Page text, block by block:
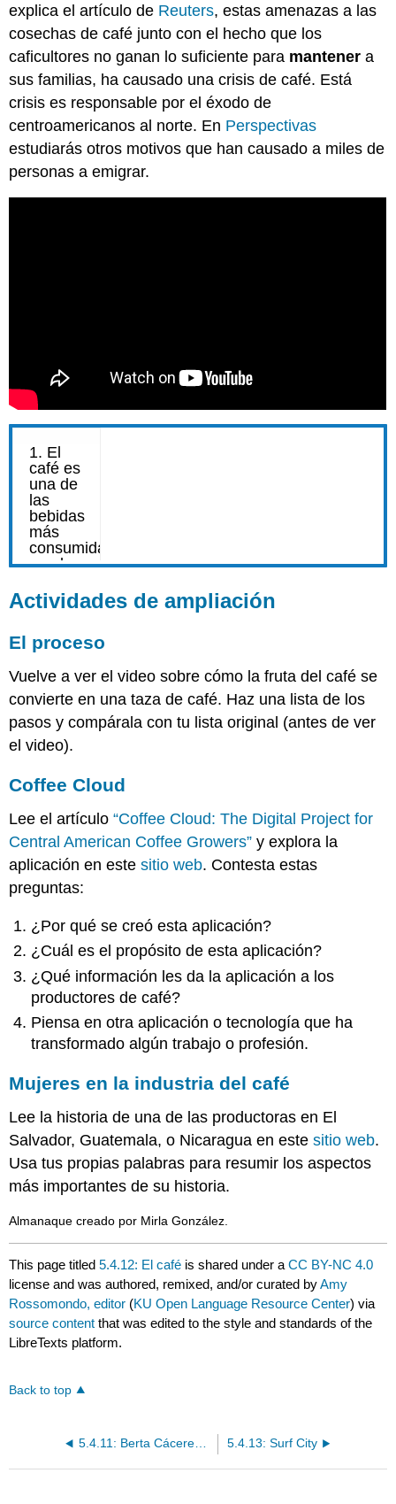
explica el artículo de Reuters, estas amenazas a las
cosechas de café junto con el hecho que los
caficultores no ganan lo suficiente para mantener a
sus familias, ha causado una crisis de café. Está
crisis es responsable por el éxodo de
centroamericanos al norte. En Perspectivas
estudiarás otros motivos que han causado a miles de
personas a emigrar.
Actividades de ampliación
El proceso
Vuelve a ver el video sobre cómo la fruta del café se
convierte en una taza de café. Haz una lista de los
pasos y compárala con tu lista original (antes de ver
el video).
Coffee Cloud
Lee el artículo“Coffee Cloud: The Digital Project for
Central American Coffee Growers” y explora la
aplicación en estesitio web. Contesta estas
preguntas:
¿Por qué se creó esta aplicación?
¿Cuál es el propósito de esta aplicación?
¿Qué información les da la aplicación a los
productores de café?
Piensa en otra aplicación o tecnología que ha
transformado algún trabajo o profesión.
Mujeres en la industria del café
Lee la historia de una de las productoras en El
Salvador, Guatemala, o Nicaragua en estesitio web.
Usa tus propias palabras para resumir los aspectos
más importantes de su historia.
Almanaque creado por Mirla González.
This page titled5.4.12: El café is shared under aCC BY-NC 4.0
license and was authored, remixed, and/or curated byAmy
Rossomondo, editor (KU Open Language Resource Center) via
source content that was edited to the style and standards of the
LibreTexts platform.
Back to top
5.4.11: Berta Cáceres- La Guardiana del Río 5.4.13: Surf City